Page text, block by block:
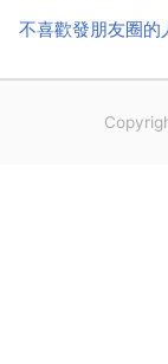
不喜歡發朋友圈的